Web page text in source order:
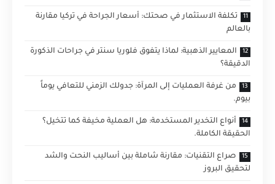
تكلفة الاستثمار في صحتك: أسعار الجراحة في تركيا مقارنة
بالعالم
المعايير الذهبية: لماذا يتفوق فلوريا سنتر في جراحات الذكورة
الدقيقة؟
من غرفة العمليات إلى المرآة: جدولك الزمني للتعافي يوماً
بيوم.
أنواع التخدير المستخدمة: هل العملية مخيفة كما تتخيل؟
الحقيقة الكاملة.
صراع التقنيات: مقارنة شاملة بين أساليب النحت والشد
لتحقيق البروز